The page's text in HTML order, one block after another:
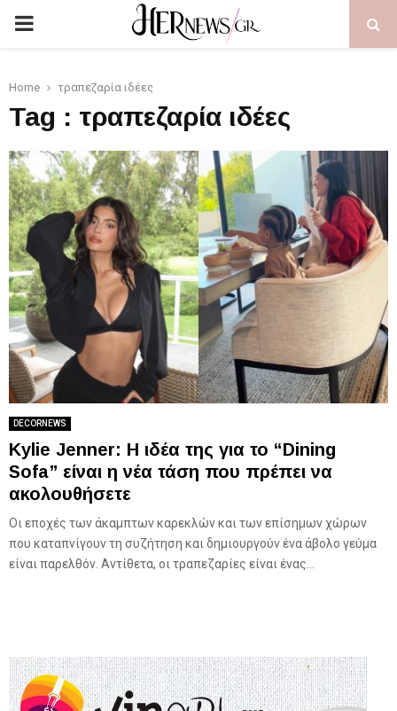
PRIMARY
Home τραπεζαρία ιδέες
Tag : τραπεζαρία ιδέες
DECORNEWS
Kylie Jenner: Η ιδέα της για το “Dining
Sofa” είναι η νέα τάση που πρέπει να
ακολουθήσετε
Οι εποχές των άκαμπτων καρεκλών και των επίσημων χώρων
που καταπνίγουν τη συζήτηση και δημιουργούν ένα άβολο γεύμα
είναι παρελθόν. Αντίθετα, οι τραπεζαρίες είναι ένας...